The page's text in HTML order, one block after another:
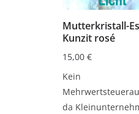
Mutterkristall-
Kunzit rosé
15,00 €
Kein
da